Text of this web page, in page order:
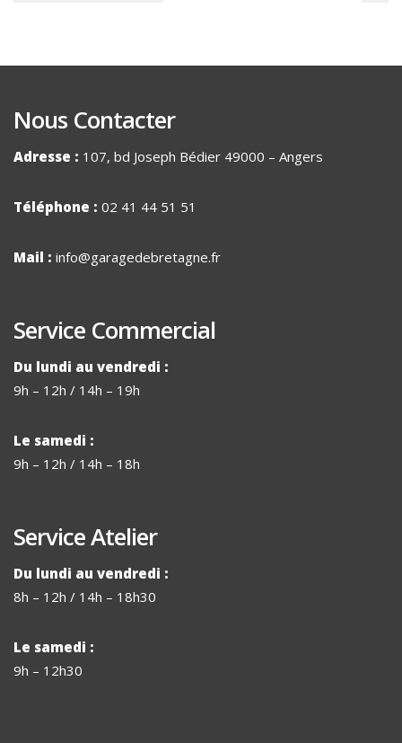
Nous Contacter
Adresse : 107, bd Joseph Bédier 49000 – Angers
Téléphone : 02 41 44 51 51
Mail : info@garagedebretagne.fr
Service Commercial
Du lundi au vendredi :
9h – 12h / 14h – 19h
Le samedi :
9h – 12h / 14h – 18h
Service Atelier
Du lundi au vendredi :
8h – 12h / 14h – 18h30
Le samedi :
9h – 12h30